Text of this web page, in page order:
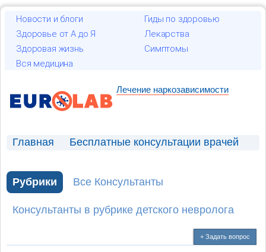
Новости и блоги
Гиды по здоровью
Здоровье от А до Я
Лекарства
Здоровая жизнь
Симптомы
Вся медицина
Лечение наркозависимости
Главная
Бесплатные консультации врачей
Боли в области переносицы
Рубрики Все Консультанты
Консультанты в рубрике детского невролога
+ Задать вопрос